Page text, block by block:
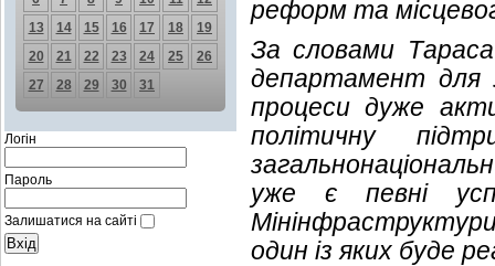
13
14 15 16 17 18
19
20
21 22 23 24 25
26
27
28 29 30 31
Логін
Пароль
Залишатися на сайті
реформ та
За словами Тараса
департамент для
процеси дуже
політичну
уже є певні
один із яких буде